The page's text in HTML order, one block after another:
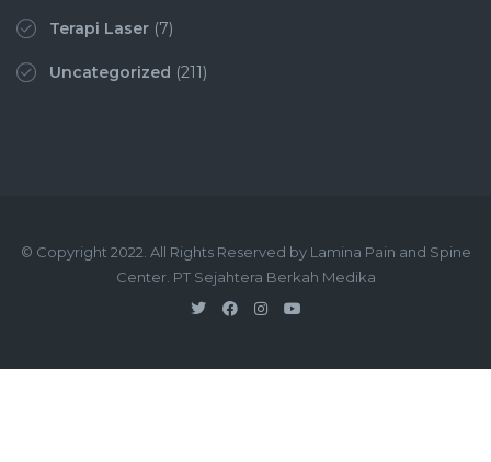
Terapi Laser (7)
Uncategorized (211)
© Copyright 2022. All Rights Reserved by Lamina Pain and Spine
Center. PT Sejahtera Berkah Medika